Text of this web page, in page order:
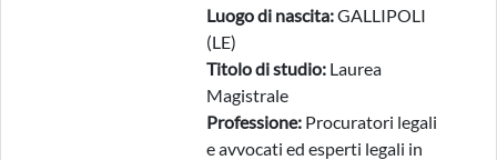
Luogo di nascita:GALLIPOLI
(LE)
Titolo di studio: Laurea
Magistrale
Professione: Procuratori legali
e avvocati ed esperti legali in